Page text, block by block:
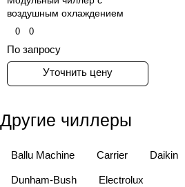
воздушным охлаждением
0 0
По запросу
Уточнить цену
Другие чиллеры
Ballu Machine Carrier Daikin
Dunham-Bush Electrolux